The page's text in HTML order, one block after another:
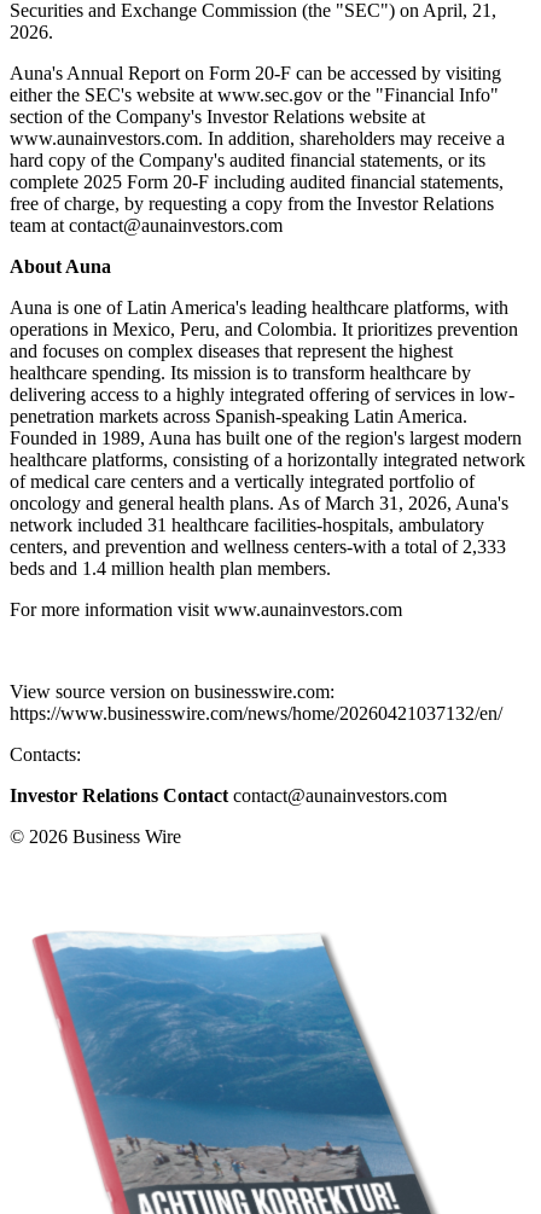
Securities and Exchange Commission (the "SEC") on April, 21,
2026.
Auna's Annual Report on Form 20-F can be accessed by visiting
either the SEC's website at www.sec.gov or the "Financial Info"
section of the Company's Investor Relations website at
www.aunainvestors.com. In addition, shareholders may receive a
hard copy of the Company's audited financial statements, or its
complete 2025 Form 20-F including audited financial statements,
free of charge, by requesting a copy from the Investor Relations
team at contact@aunainvestors.com
About Auna
Auna is one of Latin America's leading healthcare platforms, with
operations in Mexico, Peru, and Colombia. It prioritizes prevention
and focuses on complex diseases that represent the highest
healthcare spending. Its mission is to transform healthcare by
delivering access to a highly integrated offering of services in low-
penetration markets across Spanish-speaking Latin America.
Founded in 1989, Auna has built one of the region's largest modern
healthcare platforms, consisting of a horizontally integrated network
of medical care centers and a vertically integrated portfolio of
oncology and general health plans. As of March 31, 2026, Auna's
network included 31 healthcare facilities-hospitals, ambulatory
centers, and prevention and wellness centers-with a total of 2,333
beds and 1.4 million health plan members.
For more information visit www.aunainvestors.com
View source version on businesswire.com:
https://www.businesswire.com/news/home/20260421037132/en/
Contacts:
Investor Relations Contact contact@aunainvestors.com
© 2026 Business Wire